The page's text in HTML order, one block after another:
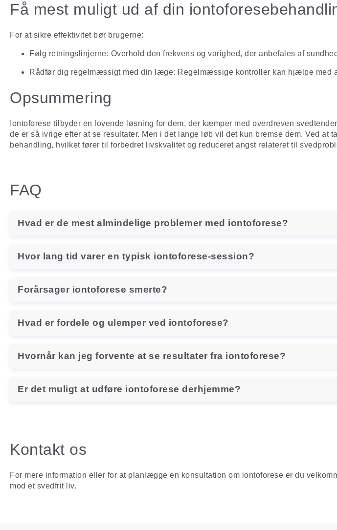
Få mest muligt ud af din
For at sikre effektivitet bør brugerne:
Følg retningslinjerne: Overhold den frekvens og varighed, der anbefales af
Rådfør dig regelmæssigt med din læge: Regelmæssige kontroller kan hjælpe med
Opsummering
Iontoforese tilbyder en lovende løsning for dem, der kæmper med overdreven
de er så ivrige efter at se resultater. Men i det lange løb vil det kun bremse dem. Ved
behandling, hvilket fører til forbedret livskvalitet og reduceret angst relateret til
FAQ
Hvad er de mest almindelige problemer med iontoforese?
Hvor lang tid varer en typisk iontoforese-session?
Forårsager iontoforese smerte?
Hvad er fordele og ulemper ved iontoforese?
Hvornår kan jeg forvente at se resultater fra iontoforese?
Er det muligt at udføre iontoforese derhjemme?
Kontakt os
For mere information eller for at planlægge en konsultation om iontoforese er du
mod et svedfrit liv.